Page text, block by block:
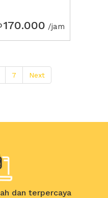
170.000 /jam
7 Next
dan terpercaya